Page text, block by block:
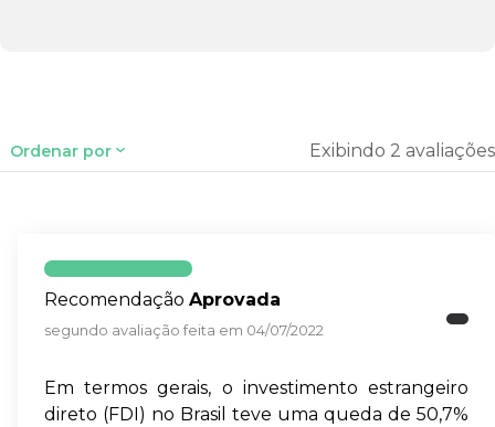
Ordenar por Exibindo 2 avaliações
Recomendação Aprovada
segundo avaliação feita em 04/07/2022
Em termos gerais, o investimento estrangeiro
direto (FDI) no Brasil teve uma queda de 50,7%